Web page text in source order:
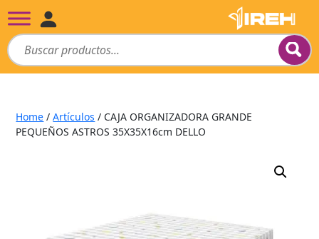
Home /Artículos / CAJA ORGANIZADORA GRANDE
PEQUEÑOS ASTROS 35X35X16cm DELLO